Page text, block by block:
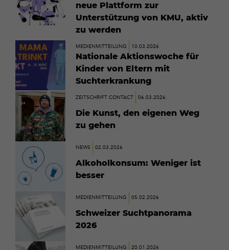
neue Plattform zur
Unterstützung von KMU, aktiv
zu werden
MEDIENMITTEILUNG 10.03.2026
Nationale Aktionswoche für
Kinder von Eltern mit
Suchterkrankung
Mehr
erfahren
ZEITSCHRIFT CONTACT 06.03.2026
Die Kunst, den eigenen Weg
zu gehen
Mehr
NEWS 02.03.2026
Alkoholkonsum: Weniger ist
besser
Mehr
erfahren
MEDIENMITTEILUNG 05.02.2026
Schweizer Suchtpanorama
2026
Mehr
MEDIENMITTEILUNG 20.01.2026
Mehr